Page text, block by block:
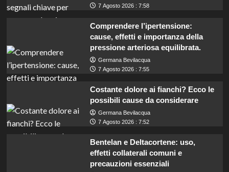
7 Agosto 2026 : 7:58
Comprendere l’ipertensione:
cause, effetti e importanza della
pressione arteriosa equilibrata.
Germana Bevilacqua
7 Agosto 2026 : 7:55
Costante dolore ai fianchi? Ecco le
possibili cause da considerare
Germana Bevilacqua
7 Agosto 2026 : 7:52
Bentelan e Deltacortene: uso,
effetti collaterali comuni e
precauzioni essenziali